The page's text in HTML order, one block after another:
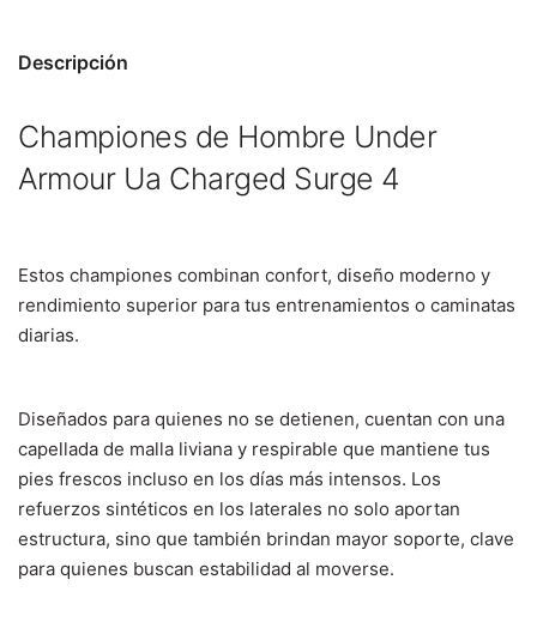
Descripción
Championes de Hombre Under
Armour Ua Charged Surge 4
Estos championes combinan confort, diseño moderno y
rendimiento superior para tus entrenamientos o caminatas
diarias.
Diseñados para quienes no se detienen, cuentan con una
capellada de malla liviana y respirable que mantiene tus
pies frescos incluso en los días más intensos. Los
refuerzos sintéticos en los laterales no solo aportan
estructura, sino que también brindan mayor soporte, clave
para quienes buscan estabilidad al moverse.